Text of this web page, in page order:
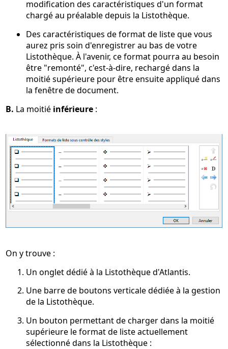
modification des caractéristiques d'un format
chargé au préalable depuis la Listothèque.
Des caractéristiques de format de liste que vous
aurez pris soin d'enregistrer au bas de votre
Listothèque. À l'avenir, ce format pourra au besoin
être "remonté", c'est-à-dire, rechargé dans la
moitié supérieure pour être ensuite appliqué dans
la fenêtre de document.
B. La moitié inférieure :
On y trouve :
Un onglet dédié à la Listothèque d'Atlantis.
Une barre de boutons verticale dédiée à la gestion
de la Listothèque.
Un bouton permettant de charger dans la moitié
supérieure le format de liste actuellement
sélectionné dans la Listothèque :